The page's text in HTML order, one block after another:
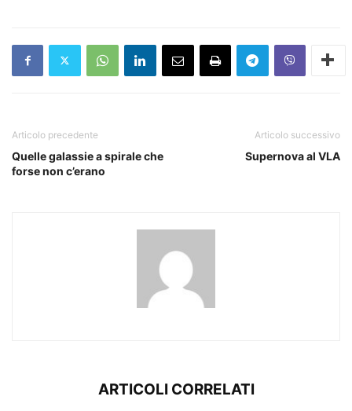
Articolo precedente
Quelle galassie a spirale che
forse non c’erano
Articolo successivo
Supernova al VLA
ARTICOLI CORRELATI